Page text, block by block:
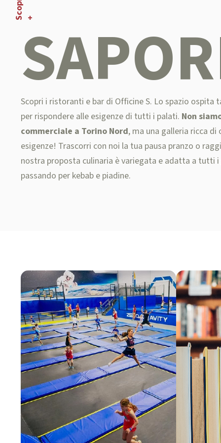
S
+
Scopri i ristoranti e bar di Officine S. Lo spazio
per rispondere alle esigenze di tutti i palati. Non
commerciale a Torino Nord, ma una galleria ricca
esigenze! Trascorri con noi la tua pausa pranzo o
nostra proposta culinaria è variegata e adatta a tutti i
passando per kebab e piadine.